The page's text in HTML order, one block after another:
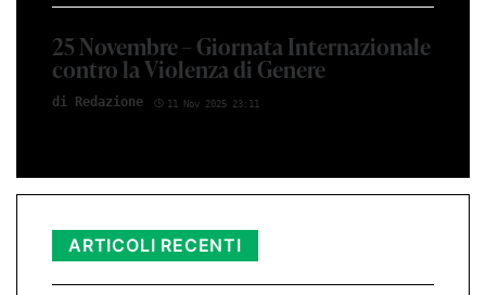
25 Novembre – Giornata Internazionale
contro la Violenza di Genere
di Red­azio­ne 11 Nov 2025 23:11
ARTICOLI RECENTI